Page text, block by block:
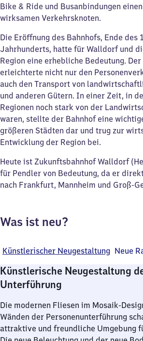
Bike & Ride und Busanbindungen
wirksamen Verkehrsknoten.
Die Eröffnung des Bahnhofs, Ende des
Jahrhunderts, hatte für Walldorf und
Region eine erhebliche Bedeutung.
erleichterte nicht nur den
auch den Transport von
und anderen Gütern. In einer Zeit, in
Regionen noch stark von der
waren, stellte der Bahnhof eine
größeren Städten dar und trug zur
Entwicklung der Region bei.
Heute ist Zukunftsbahnhof Walldorf
für Pendler von Bedeutung, da er
nach Frankfurt, Mannheim und Groß-
Was ist neu?
Künstlerischer Neugestaltung Neue
Künstlerische Neugestaltung
Unterführung
Die modernen Fliesen im Mosaik-
Wänden der Personenunterführung
attraktive und freundliche Umgebung